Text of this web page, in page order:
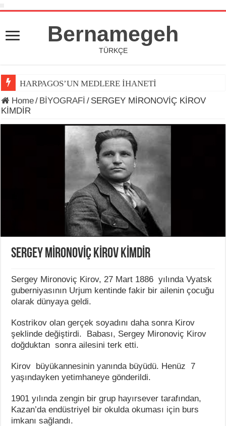
Bernamegeh
TÜRKÇE
HARPAGOS’UN MEDLERE İHANETİ
Home/ BİYOGRAFİ / SERGEY MİRONOVİÇ KİROV
KİMDİR
SERGEY MİRONOVİÇ KİROV KİMDİR
Sergey Mironoviç Kirov, 27 Mart 1886 yılında Vyatsk
guberniyasının Urjum kentinde fakir bir ailenin çocuğu
olarak dünyaya geldi.
Kostrikov olan gerçek soyadını daha sonra Kirov
şeklinde değiştirdi. Babası, Sergey Mironoviç Kirov
doğduktan sonra ailesini terk etti.
Kirov büyükannesinin yanında büyüdü. Henüz 7
yaşındayken yetimhaneye gönderildi.
1901 yılında zengin bir grup hayırsever tarafından,
Kazan’da endüstriyel bir okulda okuması için burs
imkanı sağlandı.